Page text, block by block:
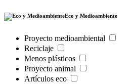
Eco y Medioambiente
Proyecto medioambiental
Reciclaje
Menos plásticos
Proyecto animal
Artículos eco